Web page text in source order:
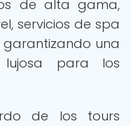
de alta gama,
servicios de spa
garantizando una
para los
de los tours